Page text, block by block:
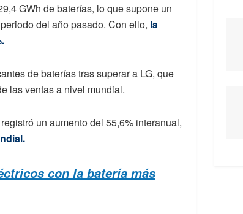
GWh de baterías, lo que supone un
del año pasado. Con ello, la
de baterías tras superar a LG, que
las ventas a nivel mundial.
un aumento del 55,6% interanual,
con la batería más